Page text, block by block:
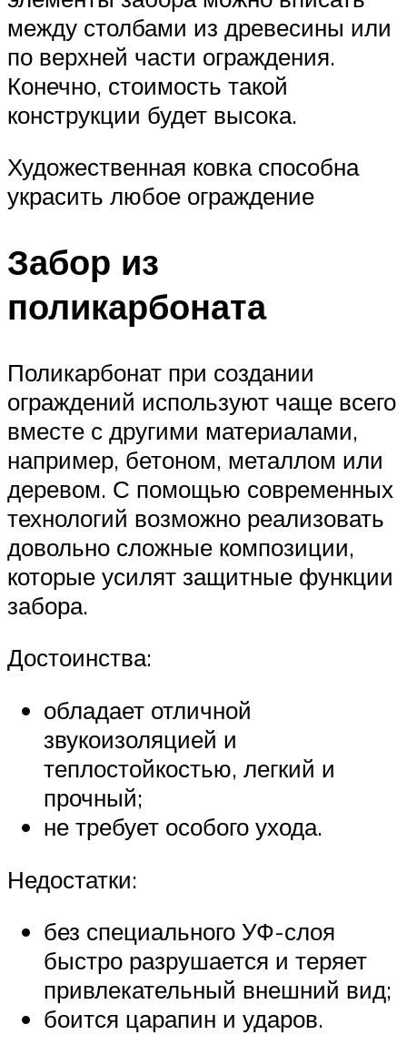
между столбами из древесины или
по верхней части ограждения.
Конечно, стоимость такой
конструкции будет высока.
Художественная ковка способна
украсить любое ограждение
Забор из
поликарбоната
Поликарбонат при создании
ограждений используют чаще всего
вместе с другими материалами,
например, бетоном, металлом или
деревом. С помощью современных
технологий возможно реализовать
довольно сложные композиции,
которые усилят защитные функции
забора.
Достоинства:
обладает отличной
звукоизоляцией и
теплостойкостью, легкий и
прочный;
не требует особого ухода.
Недостатки:
без специального УФ-слоя
быстро разрушается и теряет
привлекательный внешний вид;
боится царапин и ударов.